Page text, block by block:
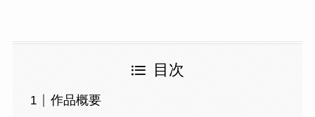
目次
作品概要